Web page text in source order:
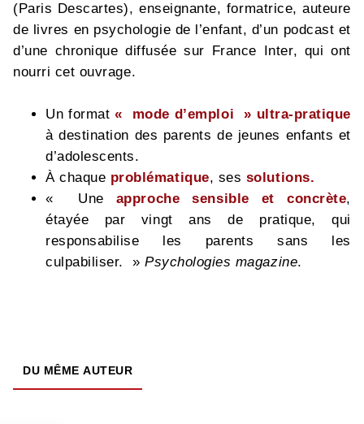
(Paris Descartes), enseignante, formatrice, auteure
de livres en psychologie de l’enfant, d’un podcast et
d’une chronique diffusée sur France Inter, qui ont
nourri cet ouvrage.
Un format« mode d’emploi » ultra-pratique
à destination des parents de jeunes enfants et
d’adolescents.
À chaque problématique, ses solutions.
« Une approche sensible et concrète,
étayée par vingt ans de pratique, qui
responsabilise les parents sans les
culpabiliser. »Psychologies magazine.
DU MÊME AUTEUR